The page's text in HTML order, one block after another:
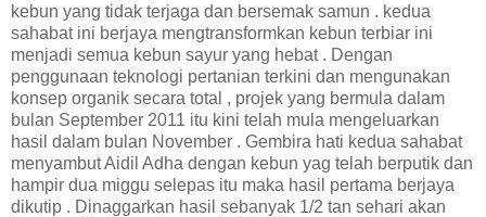
kebun yang tidak terjaga dan bersemak samun . kedua
sahabat ini berjaya mengtransformkan kebun terbiar ini
menjadi semua kebun sayur yang hebat . Dengan
penggunaan teknologi pertanian terkini dan mengunakan
konsep organik secara total , projek yang bermula dalam
bulan September 2011 itu kini telah mula mengeluarkan
hasil dalam bulan November . Gembira hati kedua sahabat
menyambut Aidil Adha dengan kebun yag telah berputik dan
hampir dua miggu selepas itu maka hasil pertama berjaya
dikutip . Dinaggarkan hasil sebanyak 1/2 tan sehari akan